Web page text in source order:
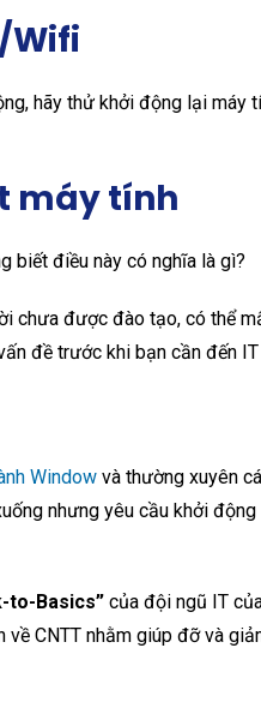
Wifi
hãy thử khởi động lại máy
máy tính
biết điều này có nghĩa là gì?
chưa được đào tạo, có thể
đề trước khi bạn cần đến
Window và thường xuyên
nhưng yêu cầu khởi
to-Basics” của đội ngũ IT
CNTT nhằm giúp đỡ và